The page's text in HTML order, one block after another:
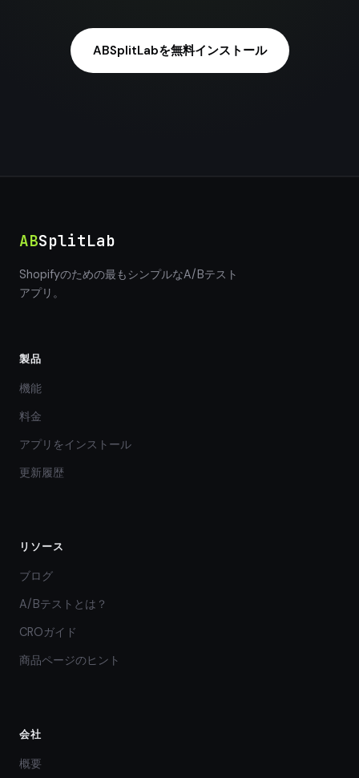
ABSplitLabを無料インストール
ABSplitLab
Shopifyのための最もシンプルなA/Bテスト
アプリ。
製品
機能
料金
アプリをインストール
更新履歴
リソース
ブログ
A/Bテストとは？
CROガイド
商品ページのヒント
会社
概要